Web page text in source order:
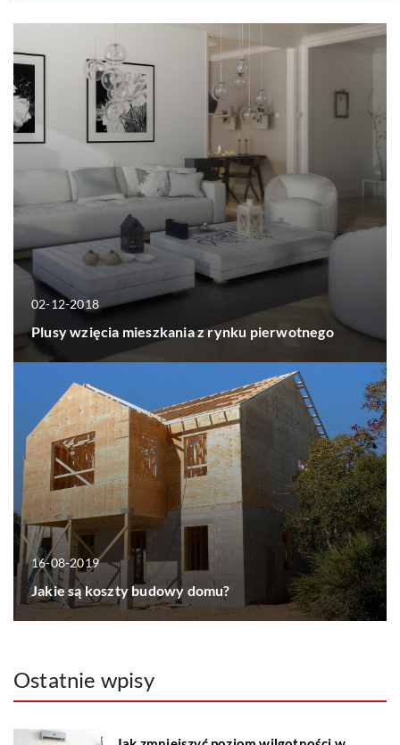
02-12-2018
Plusy wzięcia mieszkania z rynku pierwotnego
16-08-2019
Jakie są koszty budowy domu?
Ostatnie wpisy